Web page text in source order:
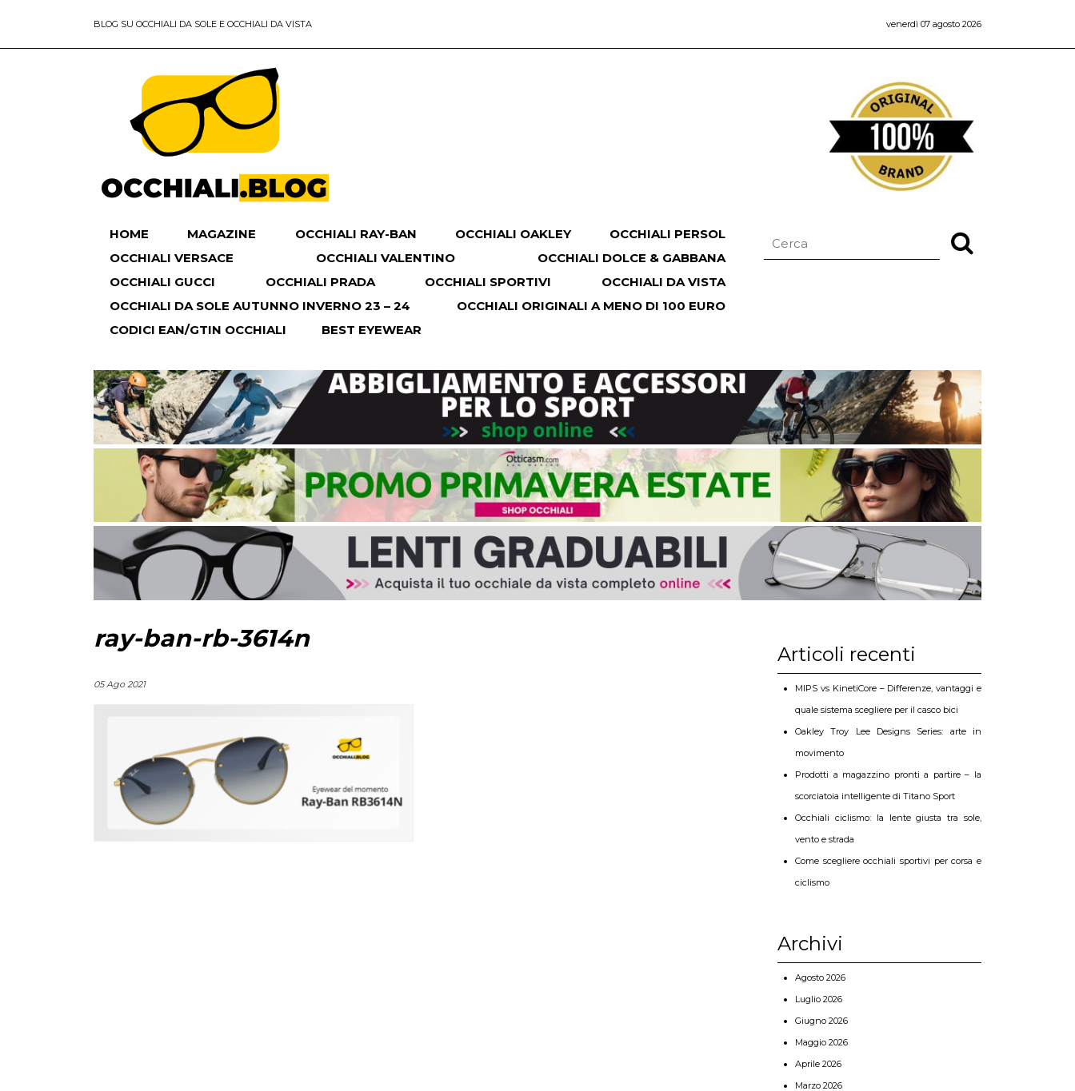
BLOG SU OCCHIALI DA SOLE E OCCHIALI DA VISTA venerdì 07 agosto 2026
HOME MAGAZINE OCCHIALI RAY-BAN OCCHIALI OAKLEY
OCCHIALI PERSOL
OCCHIALI VERSACE
OCCHIALI VALENTINO
OCCHIALI DOLCE & GABBANA
OCCHIALI GUCCI
OCCHIALI PRADA OCCHIALI SPORTIVI
OCCHIALI DA VISTA
OCCHIALI DA SOLE AUTUNNO INVERNO 23 – 24
OCCHIALI ORIGINALI A MENO DI 100 EURO
CODICI EAN/GTIN OCCHIALI
BEST EYEWEAR
ray-ban-rb-3614n
05 Ago 2021
Articoli recenti
MIPS vs KinetiCore – Differenze, vantaggi e
quale sistema scegliere per il casco bici
Oakley Troy Lee Designs Series: arte in
movimento
Prodotti a magazzino pronti a partire – la
scorciatoia intelligente di Titano Sport
Occhiali ciclismo: la lente giusta tra sole,
vento e strada
Come scegliere occhiali sportivi per corsa e
ciclismo
Archivi
Agosto 2026
Luglio 2026
Giugno 2026
Maggio 2026
Aprile 2026
Marzo 2026